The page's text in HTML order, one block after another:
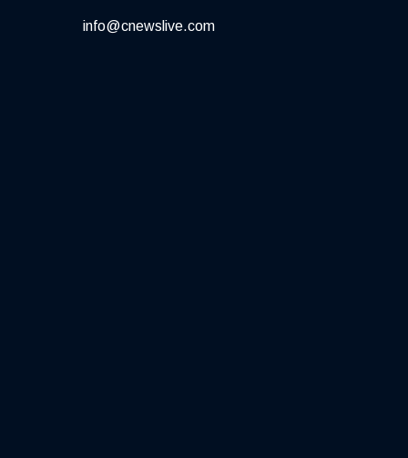
info@cnewslive.com